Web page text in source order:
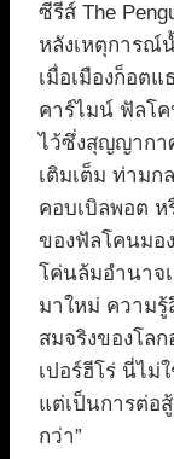
ซีรีส์ The
หลังเหตุการณ์
เมื่อเมืองก็อต
คาร์ไมน์ ฟัลโ
ไว้ซึ่งสุญญากา
เติมเต็ม ท่ามก
คอบเบิลพอต ห
ของฟัลโคนมอ
โค่นล้มอำนาจ
มาใหม่ ความ
สมจริงของโล
เปอร์ฮีโร่ นี่ไม่
แต่เป็นการต่อสู้
กว่า”